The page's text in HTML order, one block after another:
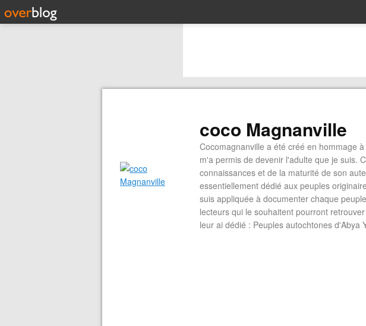
coco Magnanville
Cocomagnanville a été créé en hommage
m'a permis de devenir l'adulte que je suis.
connaissances et de la maturité de son
essentiellement dédié aux peuples
suis appliquée à documenter chaque
lecteurs qui le souhaitent pourront
leur ai dédié : Peuples autochtones d'Abya